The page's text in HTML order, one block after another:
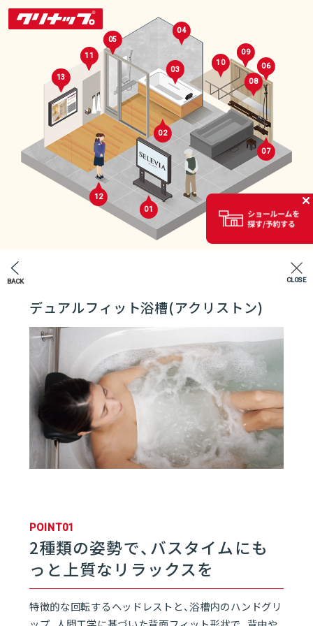
エントランス
バスルーム | SELEVIA
01 SELEVIAとは
02 フロア
04
05 ドア
デュアルフィット浴槽(アクリストン)
POINT01
2種類の姿勢で、バスタイムにも
っと上質なリラックスを
特徴的な回転するヘッドレストと、浴槽内のハンドグリ
BACK CLOSE
06
07
セレクトルーム
01
02
03
04
05
06
07
08
09
10
11
12
13